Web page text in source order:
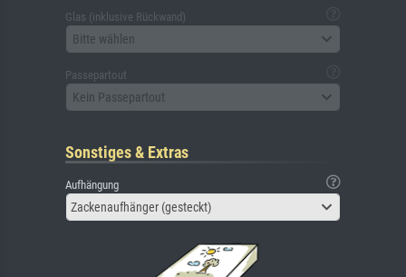
Glas (inklusive Rückwand)
Bitte wählen
Passepartout
Kein Passepartout
Sonstiges & Extras
Aufhängung
Zackenaufhänger (gesteckt)